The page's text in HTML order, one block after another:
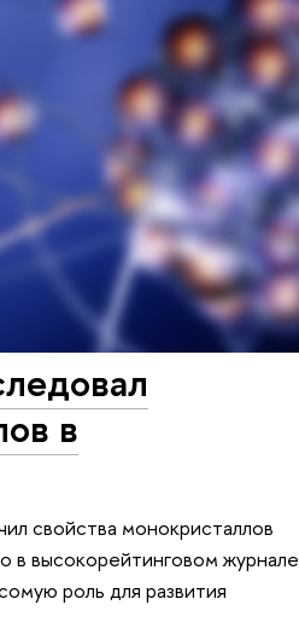
в
свойства монокристаллов
в высокорейтинговом журнале
роль для развития